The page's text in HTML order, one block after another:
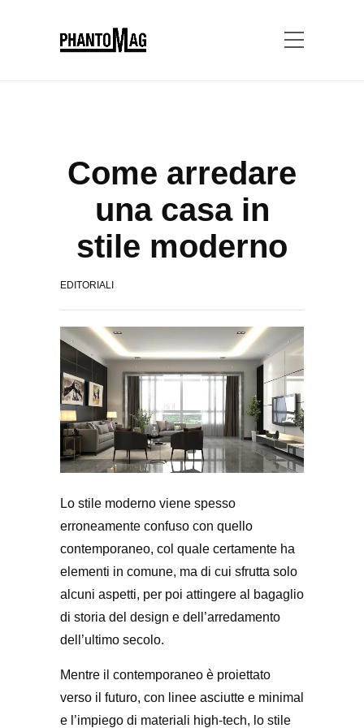
Come arredare
una casa in
stile moderno
EDITORIALI
Lo stile moderno viene spesso
erroneamente confuso con quello
contemporaneo, col quale certamente ha
elementi in comune, ma di cui sfrutta solo
alcuni aspetti, per poi attingere al bagaglio
di storia del design e dell’arredamento
dell’ultimo secolo.
Mentre il contemporaneo è proiettato
verso il futuro, con linee asciutte e minimal
e l’impiego di materiali high-tech, lo stile